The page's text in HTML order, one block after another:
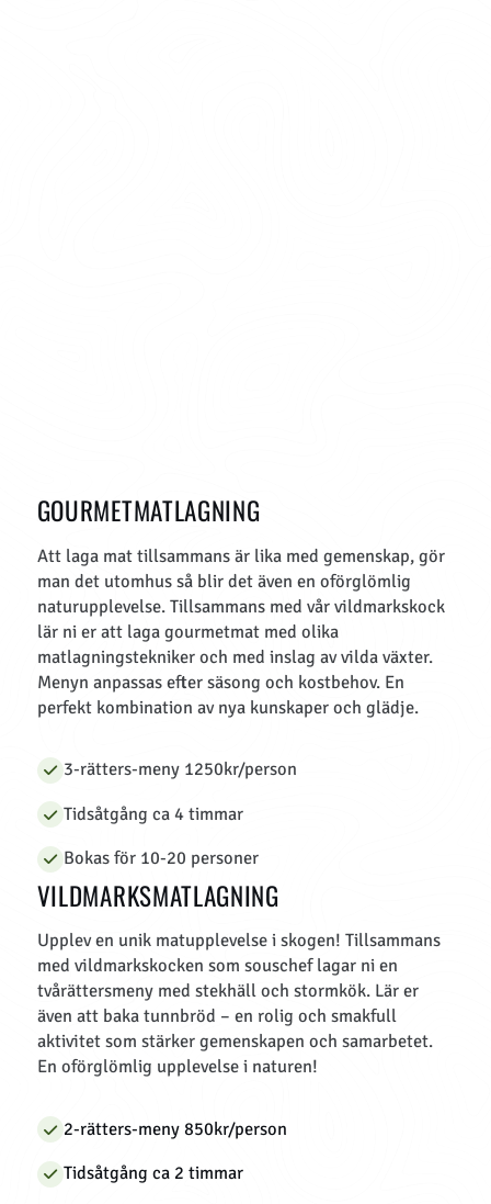
GOURMETMATLAGNING
Att laga mat tillsammans är lika med gemenskap, gör
man det utomhus så blir det även en oförglömlig
naturupplevelse. Tillsammans med vår vildmarkskock
lär ni er att laga gourmetmat med olika
matlagningstekniker och med inslag av vilda växter.
Menyn anpassas efter säsong och kostbehov. En
perfekt kombination av nya kunskaper och glädje.
3-rätters-meny 1250kr/person
Tidsåtgång ca 4 timmar
Bokas för 10-20 personer
VILDMARKSMATLAGNING
Upplev en unik matupplevelse i skogen! Tillsammans
med vildmarkskocken som souschef lagar ni en
tvårättersmeny med stekhäll och stormkök. Lär er
även att baka tunnbröd – en rolig och smakfull
aktivitet som stärker gemenskapen och samarbetet.
En oförglömlig upplevelse i naturen!
2-rätters-meny 850kr/person
Tidsåtgång ca 2 timmar